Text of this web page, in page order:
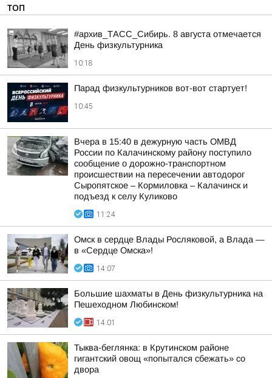
ТОП
#архив_ТАСС_Сибирь. 8 августа отмечается
День физкультурника
10:18
Парад физкультурников вот-вот стартует!
10:45
Вчера в 15:40 в дежурную часть ОМВД
России по Калачинскому району поступило
сообщение о дорожно-транспортном
происшествии на пересечении автодорог
Сыропятское – Кормиловка – Калачинск и
подъезд к селу Куликово
11:24
Омск в сердце Влады Росляковой, а Влада —
в «Сердце Омска»!
14:07
Большие шахматы в День физкультурника на
Пешеходном Любинском!
14:01
Тыква-беглянка: в Крутинском районе
гигантский овощ «попытался сбежать» со
двора